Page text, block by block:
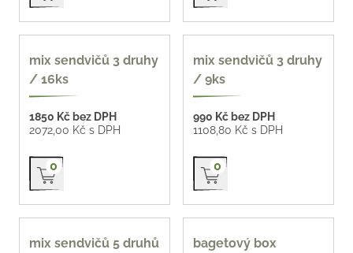
mix sendvičů 3 druhy
/ 16ks
1850 Kč bez DPH
2072,00 Kč s DPH
Přidat do košíku
0
mix sendvičů 3 druhy
/ 9ks
990 Kč bez DPH
1108,80 Kč s DPH
Přidat do košíku
0
124 Kč / ks
mix sendvičů 5 druhů
bagetový box